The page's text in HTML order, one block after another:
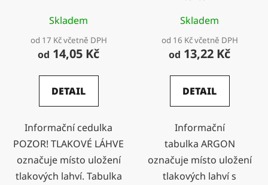
Skladem
od 17 Kč včetně DPH
od 14,05 Kč
DETAIL
Informační cedulka
POZOR! TLAKOVÉ LÁHVE
označuje místo uložení
tlakových lahví. Tabulka
Skladem
od 16 Kč včetně DPH
od 13,22 Kč
DETAIL
Informační
tabulka ARGON
označuje místo uložení
tlakových lahví s